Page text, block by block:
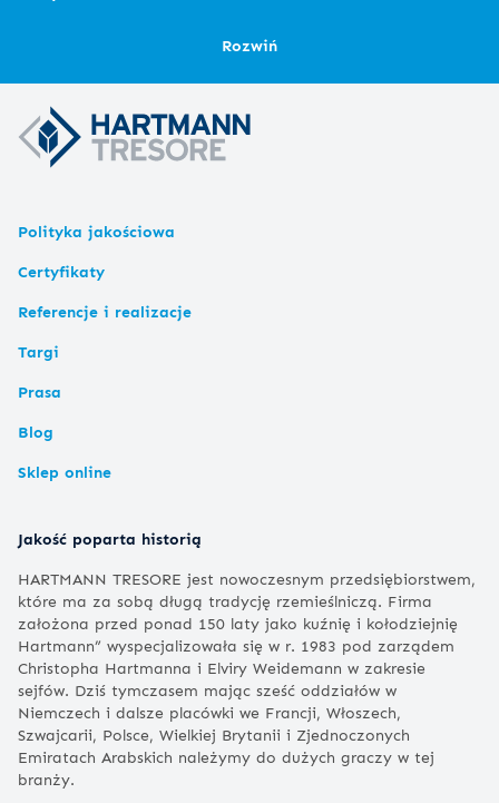
Rozwiń
Polityka jakościowa
Certyfikaty
Referencje i realizacje
Targi
Prasa
Blog
Sklep online
Jakość poparta historią
HARTMANN TRESORE jest nowoczesnym przedsiębiorstwem,
które ma za sobą długą tradycję rzemieślniczą. Firma
założona przed ponad 150 laty jako kuźnię i kołodziejnię
Hartmann” wyspecjalizowała się w r. 1983 pod zarządem
Christopha Hartmanna i Elviry Weidemann w zakresie
sejfów. Dziś tymczasem mając sześć oddziałów w
Niemczech i dalsze placówki we Francji, Włoszech,
Szwajcarii, Polsce, Wielkiej Brytanii i Zjednoczonych
Emiratach Arabskich należymy do dużych graczy w tej
branży.